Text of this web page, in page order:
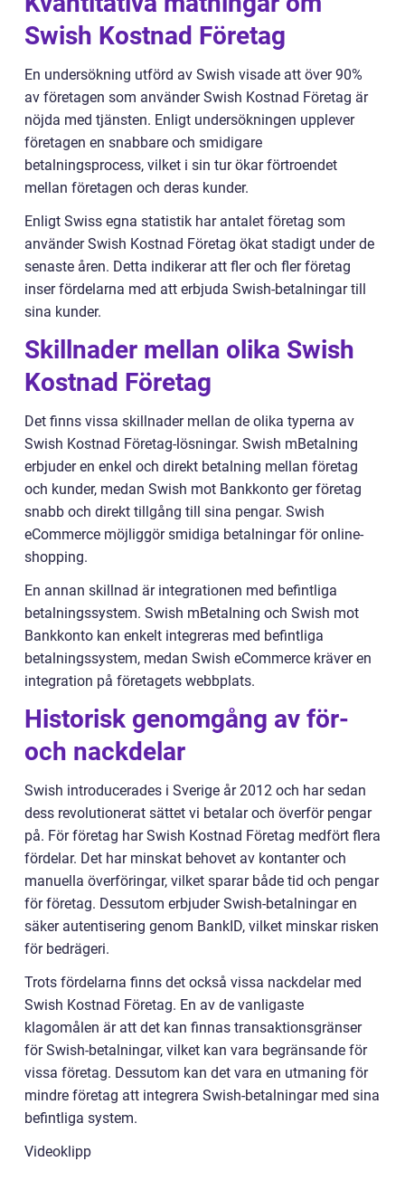
Swish Kostnad Företag
En undersökning utförd av Swish visade att över 90%
av företagen som använder Swish Kostnad Företag är
nöjda med tjänsten. Enligt undersökningen upplever
företagen en snabbare och smidigare
betalningsprocess, vilket i sin tur ökar förtroendet
mellan företagen och deras kunder.
Enligt Swiss egna statistik har antalet företag som
använder Swish Kostnad Företag ökat stadigt under de
senaste åren. Detta indikerar att fler och fler företag
inser fördelarna med att erbjuda Swish-betalningar till
sina kunder.
Skillnader mellan olika Swish
Kostnad Företag
Det finns vissa skillnader mellan de olika typerna av
Swish Kostnad Företag-lösningar. Swish mBetalning
erbjuder en enkel och direkt betalning mellan företag
och kunder, medan Swish mot Bankkonto ger företag
snabb och direkt tillgång till sina pengar. Swish
eCommerce möjliggör smidiga betalningar för online-
shopping.
En annan skillnad är integrationen med befintliga
betalningssystem. Swish mBetalning och Swish mot
Bankkonto kan enkelt integreras med befintliga
betalningssystem, medan Swish eCommerce kräver en
integration på företagets webbplats.
Historisk genomgång av för-
och nackdelar
Swish introducerades i Sverige år 2012 och har sedan
dess revolutionerat sättet vi betalar och överför pengar
på. För företag har Swish Kostnad Företag medfört flera
fördelar. Det har minskat behovet av kontanter och
manuella överföringar, vilket sparar både tid och pengar
för företag. Dessutom erbjuder Swish-betalningar en
säker autentisering genom BankID, vilket minskar risken
för bedrägeri.
Trots fördelarna finns det också vissa nackdelar med
Swish Kostnad Företag. En av de vanligaste
klagomålen är att det kan finnas transaktionsgränser
för Swish-betalningar, vilket kan vara begränsande för
vissa företag. Dessutom kan det vara en utmaning för
mindre företag att integrera Swish-betalningar med sina
befintliga system.
Videoklipp